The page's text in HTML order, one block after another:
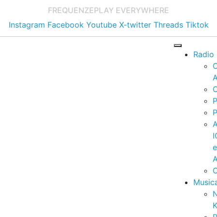
FREQUENZEPLAY EVERYWHERE
Instagram Facebook Youtube X-twitter Threads Tiktok
Radio
e